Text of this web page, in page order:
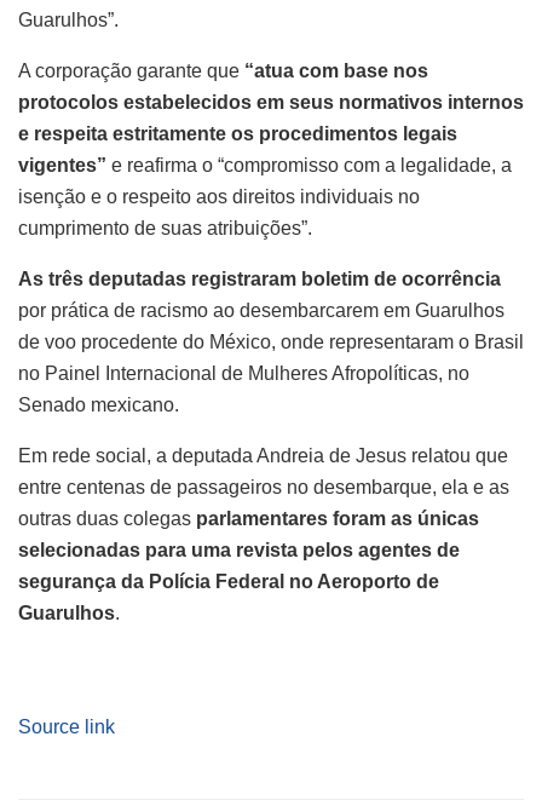
Guarulhos”.
A corporação garante que “atua com base nos
protocolos estabelecidos em seus normativos internos
e respeita estritamente os procedimentos legais
vigentes” e reafirma o “compromisso com a legalidade, a
isenção e o respeito aos direitos individuais no
cumprimento de suas atribuições”.
As três deputadas registraram boletim de ocorrência
por prática de racismo ao desembarcarem em Guarulhos
de voo procedente do México, onde representaram o Brasil
no Painel Internacional de Mulheres Afropolíticas, no
Senado mexicano.
Em rede social, a deputada Andreia de Jesus relatou que
entre centenas de passageiros no desembarque, ela e as
outras duas colegas parlamentares foram as únicas
selecionadas para uma revista pelos agentes de
segurança da Polícia Federal no Aeroporto de
Guarulhos.
Source link